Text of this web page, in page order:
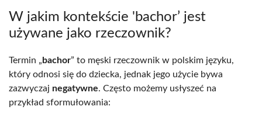
W jakim kontekście 'bachor’ jest
używane jako rzeczownik?
Termin „ bachor” to męski rzeczownik w polskim języku,
który odnosi się do dziecka, jednak jego użycie bywa
zazwyczaj negatywne. Często możemy usłyszeć na
przykład sformułowania: